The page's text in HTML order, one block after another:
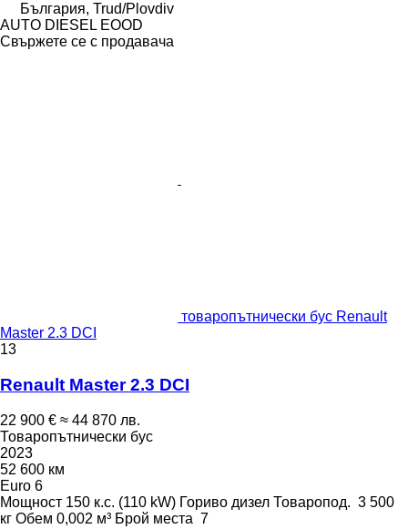
България, Trud/Plovdiv
AUTO DIESEL EOOD
Свържете се с продавача
товаропътнически бус Renault
Master 2.3 DCI
13
Renault Master 2.3 DCI
22 900 € ≈ 44 870 лв.
Товаропътнически бус
2023
52 600 км
Euro 6
Мощност 150 к.с. (110 kW) Гориво дизел Товаропод. 3 500
кг Обем 0,002 м³ Брой места 7